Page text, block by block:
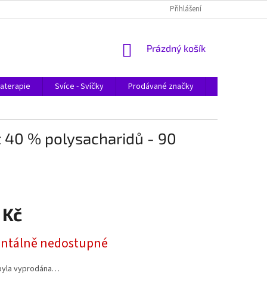
Přihlášení
NÁKUPNÍ
Prázdný košík
Svíce - Svíčky Prodávané značky
40 % polysacharidů - 90
nedostupné
vyprodána…